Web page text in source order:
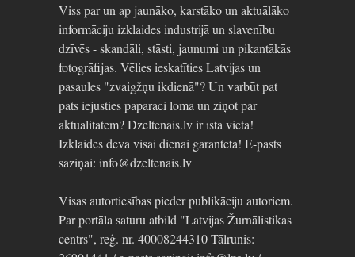
Viss par un ap jaunāko, karstāko un aktuālāko
informāciju izklaides industrijā un slavenību
dzīvēs - skandāli, stāsti, jaunumi un pikantākās
fotogrāfijas. Vēlies ieskatīties Latvijas un
pasaules "zvaigžņu ikdienā"? Un varbūt pat
pats iejusties paparaci lomā un ziņot par
aktualitātēm? Dzeltenais.lv ir īstā vieta!
Izklaides deva visai dienai garantēta! E-pasts
saziņai: info@dzeltenais.lv
Visas autortiesības pieder publikāciju autoriem.
Par portāla saturu atbild "Latvijas Žurnālistikas
centrs", reģ. nr. 40008244310 Tālrunis: